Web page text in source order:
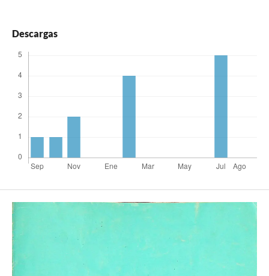
Descargas